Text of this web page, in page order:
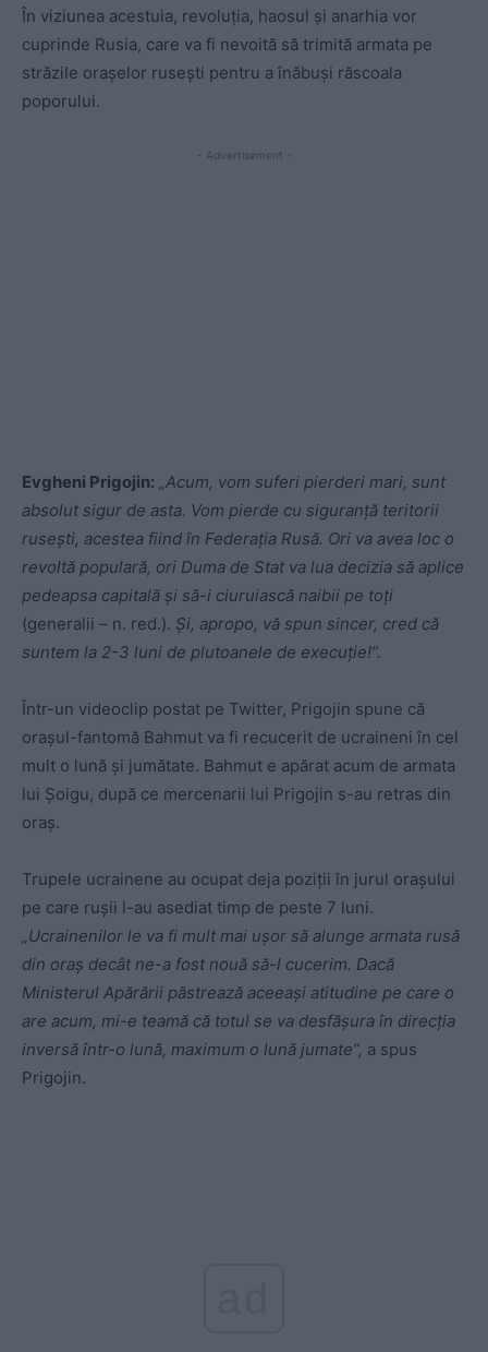
În viziunea acestuia, revoluția, haosul și anarhia vor
cuprinde Rusia, care va fi nevoită să trimită armata pe
străzile orașelor rusești pentru a înăbuși răscoala
poporului.
- Advertisement -
Evgheni Prigojin: „Acum, vom suferi pierderi mari, sunt
absolut sigur de asta. Vom pierde cu siguranță teritorii
rusești, acestea fiind în Federația Rusă. Ori va avea loc o
revoltă populară, ori Duma de Stat va lua decizia să aplice
pedeapsa capitală și să-i ciuruiască naibii pe toți
(generalii – n. red.). Și, apropo, vă spun sincer, cred că
suntem la 2-3 luni de plutoanele de execuție!”.
Într-un videoclip postat pe Twitter, Prigojin spune că
orașul-fantomă Bahmut va fi recucerit de ucraineni în cel
mult o lună și jumătate. Bahmut e apărat acum de armata
lui Șoigu, după ce mercenarii lui Prigojin s-au retras din
oraș.
Trupele ucrainene au ocupat deja poziții în jurul orașului
pe care rușii l-au asediat timp de peste 7 luni.
„Ucrainenilor le va fi mult mai ușor să alunge armata rusă
din oraș decât ne-a fost nouă să-l cucerim. Dacă
Ministerul Apărării păstrează aceeași atitudine pe care o
are acum, mi-e teamă că totul se va desfășura în direcția
inversă într-o lună, maximum o lună jumate”, a spus
Prigojin.